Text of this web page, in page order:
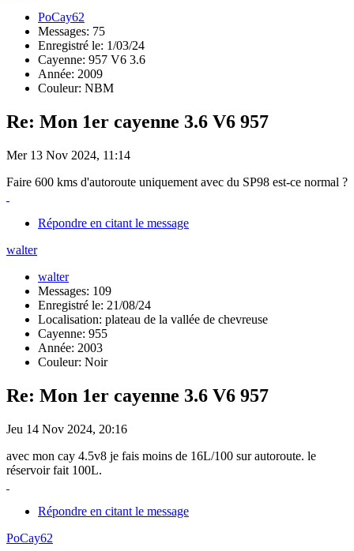
PoCay62
Messages: 75
Enregistré le: 1/03/24
Cayenne: 957 V6 3.6
Année: 2009
Couleur: NBM
Re: Mon 1er cayenne 3.6 V6 957
Mer 13 Nov 2024, 11:14
Faire 600 kms d'autoroute uniquement avec du SP98 est-ce normal ?
Répondre en citant le message
walter
walter
Messages: 109
Enregistré le: 21/08/24
Localisation: plateau de la vallée de chevreuse
Cayenne: 955
Année: 2003
Couleur: Noir
Re: Mon 1er cayenne 3.6 V6 957
Jeu 14 Nov 2024, 20:16
avec mon cay 4.5v8 je fais moins de 16L/100 sur autoroute. le
réservoir fait 100L.
Répondre en citant le message
PoCay62